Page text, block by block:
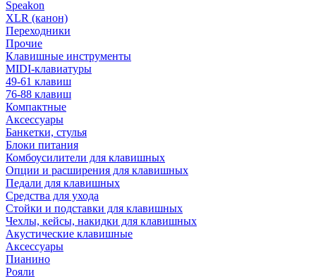
Speakon
XLR (канон)
Переходники
Прочие
Клавишные инструменты
MIDI-клавиатуры
49-61 клавиш
76-88 клавиш
Компактные
Аксессуары
Банкетки, стулья
Блоки питания
Комбоусилители для клавишных
Опции и расширения для клавишных
Педали для клавишных
Средства для ухода
Стойки и подставки для клавишных
Чехлы, кейсы, накидки для клавишных
Акустические клавишные
Аксессуары
Пианино
Рояли